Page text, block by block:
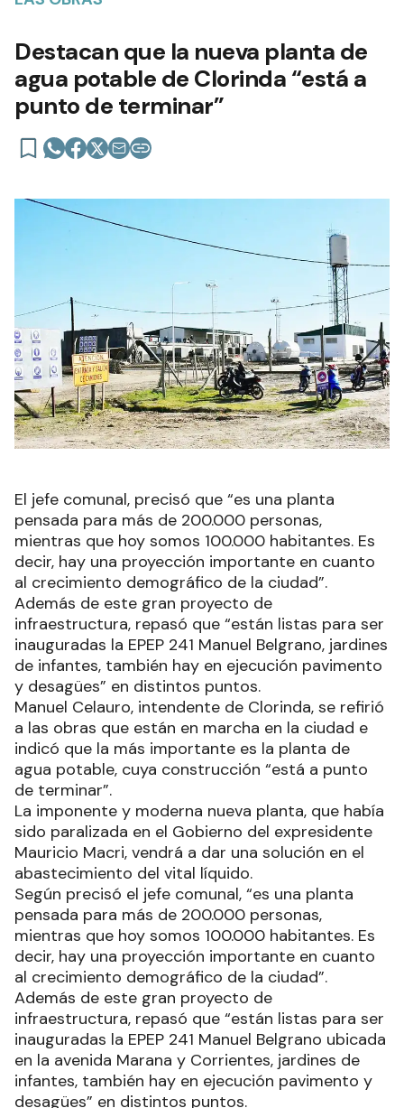
Destacan que la nueva planta de
agua potable de Clorinda “está a
punto de terminar”
El jefe comunal, precisó que “es una planta
pensada para más de 200.000 personas,
mientras que hoy somos 100.000 habitantes. Es
decir, hay una proyección importante en cuanto
al crecimiento demográfico de la ciudad”.
Además de este gran proyecto de
infraestructura, repasó que “están listas para ser
inauguradas la EPEP 241 Manuel Belgrano, jardines
de infantes, también hay en ejecución pavimento
y desagües” en distintos puntos.
Manuel Celauro, intendente de Clorinda, se refirió
a las obras que están en marcha en la ciudad e
indicó que la más importante es la planta de
agua potable, cuya construcción “está a punto
de terminar”.
La imponente y moderna nueva planta, que había
sido paralizada en el Gobierno del expresidente
Mauricio Macri, vendrá a dar una solución en el
abastecimiento del vital líquido.
Según precisó el jefe comunal, “es una planta
pensada para más de 200.000 personas,
mientras que hoy somos 100.000 habitantes. Es
decir, hay una proyección importante en cuanto
al crecimiento demográfico de la ciudad”.
Además de este gran proyecto de
infraestructura, repasó que “están listas para ser
inauguradas la EPEP 241 Manuel Belgrano ubicada
en la avenida Marana y Corrientes, jardines de
infantes, también hay en ejecución pavimento y
desagües” en distintos puntos.